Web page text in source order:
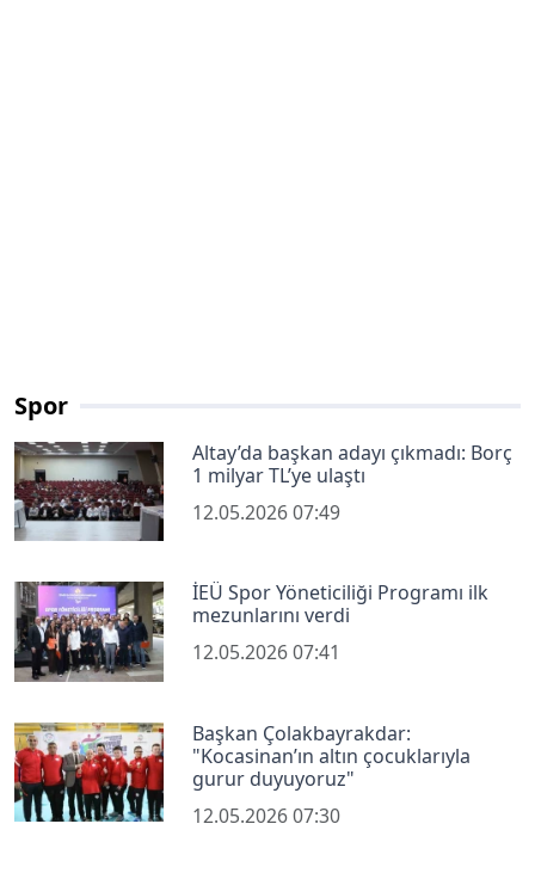
Spor
Altay’da başkan adayı çıkmadı: Borç
1 milyar TL’ye ulaştı
12.05.2026 07:49
İEÜ Spor Yöneticiliği Programı ilk
mezunlarını verdi
12.05.2026 07:41
Başkan Çolakbayrakdar:
"Kocasinan’ın altın çocuklarıyla
gurur duyuyoruz"
12.05.2026 07:30